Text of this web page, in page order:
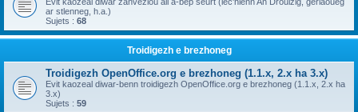
ar stlenneg, h.a.)
Sujets : 68
Troidigezh e brezhoneg
Troidigezh OpenOffice.org e brezhoneg (1.1.x, 2.x ha 3.x)
Evit kaozeal diwar-benn troidigezh OpenOffice.org e brezhoneg (1.1.x, 2.x ha
3.x)
Sujets : 59